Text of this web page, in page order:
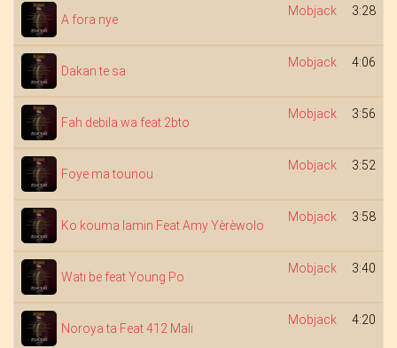
A fora nye
Mobjack 3:28
Dakan te sa
Mobjack 4:06
Fah debila wa feat 2bto
Mobjack 3:56
Foye ma tounou
Mobjack 3:52
Ko kouma lamin Feat Amy Yèrèwolo
Mobjack 3:58
Wati be feat Young Po
Mobjack 3:40
Noroya ta Feat 412 Mali
Mobjack 4:20